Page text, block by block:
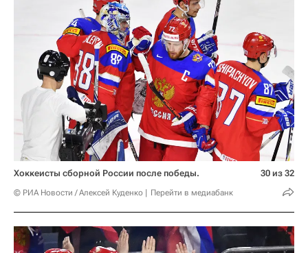
Хоккеисты сборной России после победы.
© РИА Новости / Алексей Куденко Перейти в медиабанк
30 из 32